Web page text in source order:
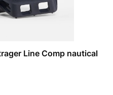
Line Comp nautical